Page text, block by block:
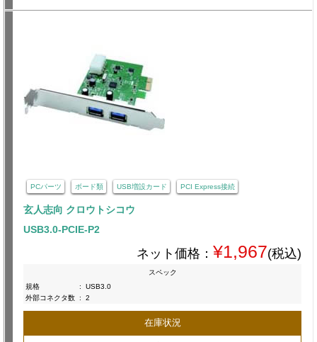
PCパーツ ボード類 USB増設カード PCI Express接続
玄人志向 クロウトシコウ
USB3.0-PCIE-P2
ネット価格： ¥1,967(税込)
スペック
規格
:
USB3.0
外部コネクタ数 : 2
在庫状況